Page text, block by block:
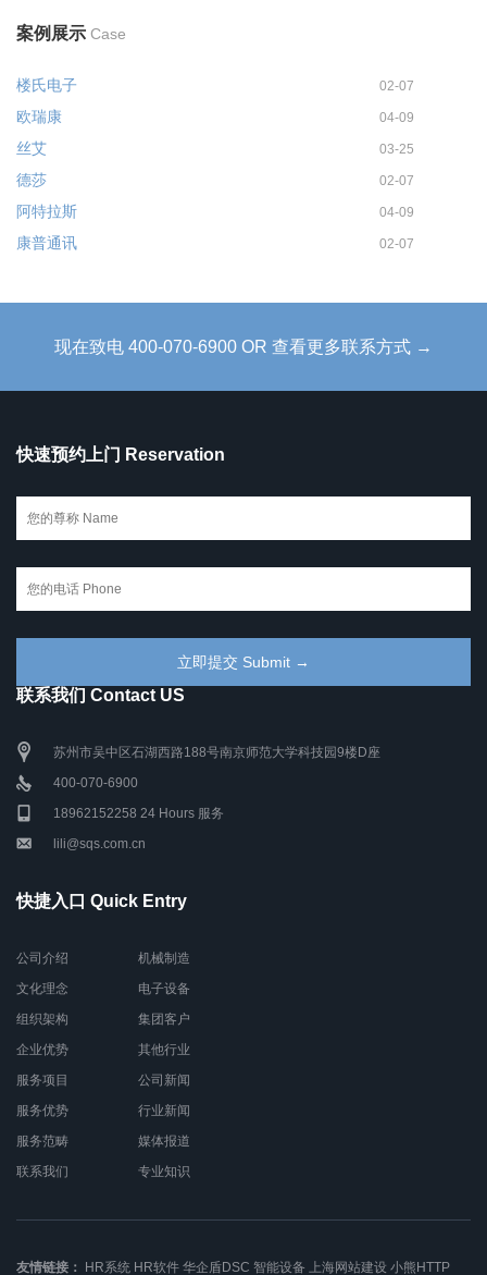
案例展示 Case
楼氏电子 02-07
欧瑞康 04-09
丝艾 03-25
德莎 02-07
阿特拉斯 04-09
康普通讯 02-07
现在致电 400-070-6900 OR 查看更多联系方式 →
快速预约上门 Reservation
联系我们 Contact US
苏州市吴中区石湖西路188号南京师范大学科技园9楼D座
400-070-6900
18962152258 24 Hours 服务
lili@sqs.com.cn
快捷入口 Quick Entry
公司介绍
文化理念
组织架构
企业优势
服务项目
服务优势
服务范畴
联系我们
机械制造
电子设备
集团客户
其他行业
公司新闻
行业新闻
媒体报道
专业知识
友情链接： HR系统 HR软件 华企盾DSC 智能设备 上海网站建设 小熊HTTP